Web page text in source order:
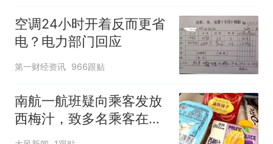
空调24小时开着反而更省
电？电力部门回应
第一财经资讯 966跟贴
南航一航班疑向乘客发放
西梅汁，致多名乘客在飞
行途中排队上厕所！乘